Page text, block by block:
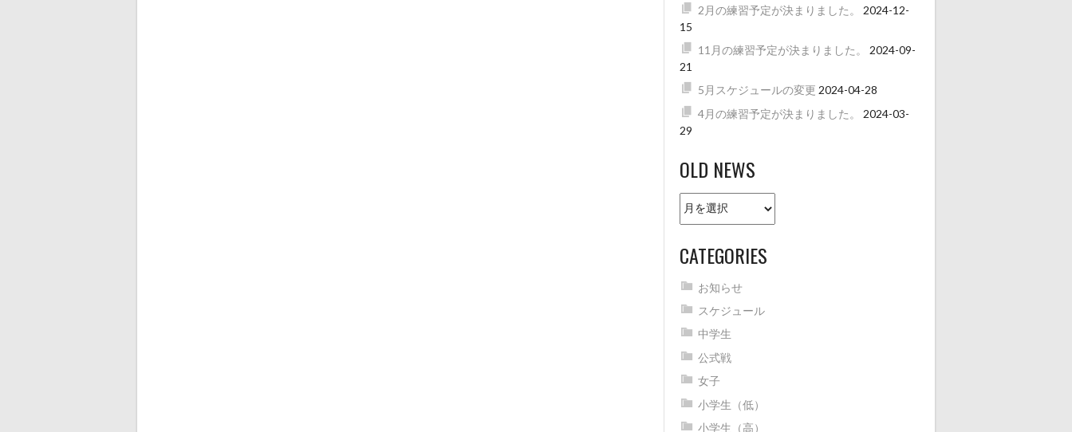
2月の練習予定が決まりました。
2024-12-
15
11月の練習予定が決まりました。
2024-09-
21
5月スケジュールの変更 2024-04-28
4月の練習予定が決まりました。
2024-03-
29
OLD NEWS
Old
news
CATEGORIES
お知らせ
スケジュール
中学生
公式戦
女子
小学生（低）
小学生（高）